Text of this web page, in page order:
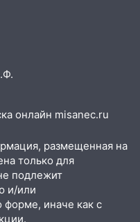
на трассе и
6 августа в
и силовой
Ульяновске 5
дня: список АЗС
в
19-летнюю
онлайн misanec.ru
размещенная на
только для
подлежит
и/или
форме, иначе как с